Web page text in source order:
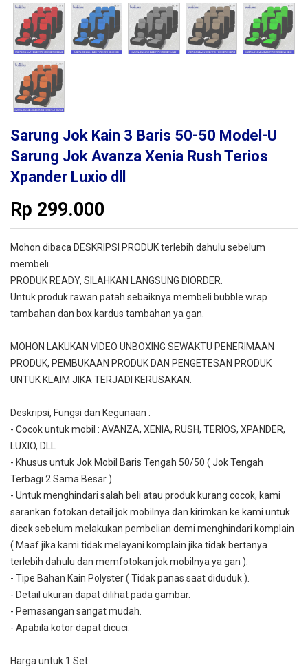
Sarung Jok Kain 3 Baris 50-50 Model-U
Sarung Jok Avanza Xenia Rush Terios
Xpander Luxio dll
Rp 299.000
Mohon dibaca DESKRIPSI PRODUK terlebih dahulu sebelum
membeli.
PRODUK READY, SILAHKAN LANGSUNG DIORDER.
Untuk produk rawan patah sebaiknya membeli bubble wrap
tambahan dan box kardus tambahan ya gan.
MOHON LAKUKAN VIDEO UNBOXING SEWAKTU PENERIMAAN
PRODUK, PEMBUKAAN PRODUK DAN PENGETESAN PRODUK
UNTUK KLAIM JIKA TERJADI KERUSAKAN.
Deskripsi, Fungsi dan Kegunaan :
- Cocok untuk mobil : AVANZA, XENIA, RUSH, TERIOS, XPANDER,
LUXIO, DLL
- Khusus untuk Jok Mobil Baris Tengah 50/50 ( Jok Tengah
Terbagi 2 Sama Besar ).
- Untuk menghindari salah beli atau produk kurang cocok, kami
sarankan fotokan detail jok mobilnya dan kirimkan ke kami untuk
dicek sebelum melakukan pembelian demi menghindari komplain
( Maaf jika kami tidak melayani komplain jika tidak bertanya
terlebih dahulu dan memfotokan jok mobilnya ya gan ).
- Tipe Bahan Kain Polyster ( Tidak panas saat diduduk ).
- Detail ukuran dapat dilihat pada gambar.
- Pemasangan sangat mudah.
- Apabila kotor dapat dicuci.
Harga untuk 1 Set.